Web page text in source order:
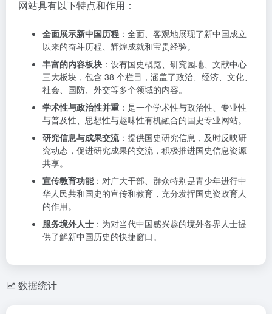
网站具有以下特点和作用：
全面展示新中国历程 ：全面、客观地展现了新中国成立
以来的奋斗历程、辉煌成就和宝贵经验。
丰富的内容板块 ：设有国史概览、研究园地、文献中心
三大板块，包含 38 个栏目，涵盖了政治、经济、文化、
社会、国防、外交等多个领域的内容。
学术性与政治性并重 ：是一个学术性与政治性、专业性
与普及性、思想性与趣味性有机融合的国史专业网站。
研究信息与成果交流：提供国史研究信息，及时反映研
究动态，促进研究成果的交流，积极推进国史信息资源
共享。
宣传教育功能：对广大干部、群众特别是青少年进行中
华人民共和国史的宣传和教育，充分发挥国史资政育人
的作用。
服务境外人士 ：为对当代中国感兴趣的境外各界人士提
供了解新中国历史的快捷窗口。
数据统计